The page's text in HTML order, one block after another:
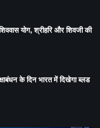
योग, श्रीहरि और शिवजी की
के दिन भारत में दिखेगा ब्लड